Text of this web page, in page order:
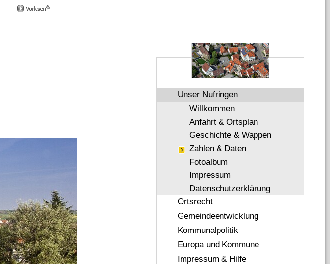
Unser Nufringen
Willkommen
Anfahrt & Ortsplan
Geschichte & Wappen
Zahlen & Daten
Fotoalbum
Impressum
Datenschutzerklärung
Ortsrecht
Gemeindeentwicklung
Kommunalpolitik
Europa und Kommune
Impressum & Hilfe